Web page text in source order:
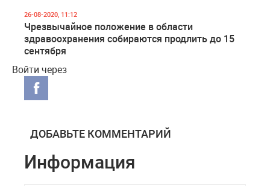
26-08-2020, 11:12
Чрезвычайное положение в области
здравоохранения собираются продлить до 15
сентября
Войти через
ДОБАВЬТЕ КОММЕНТАРИЙ
Информация